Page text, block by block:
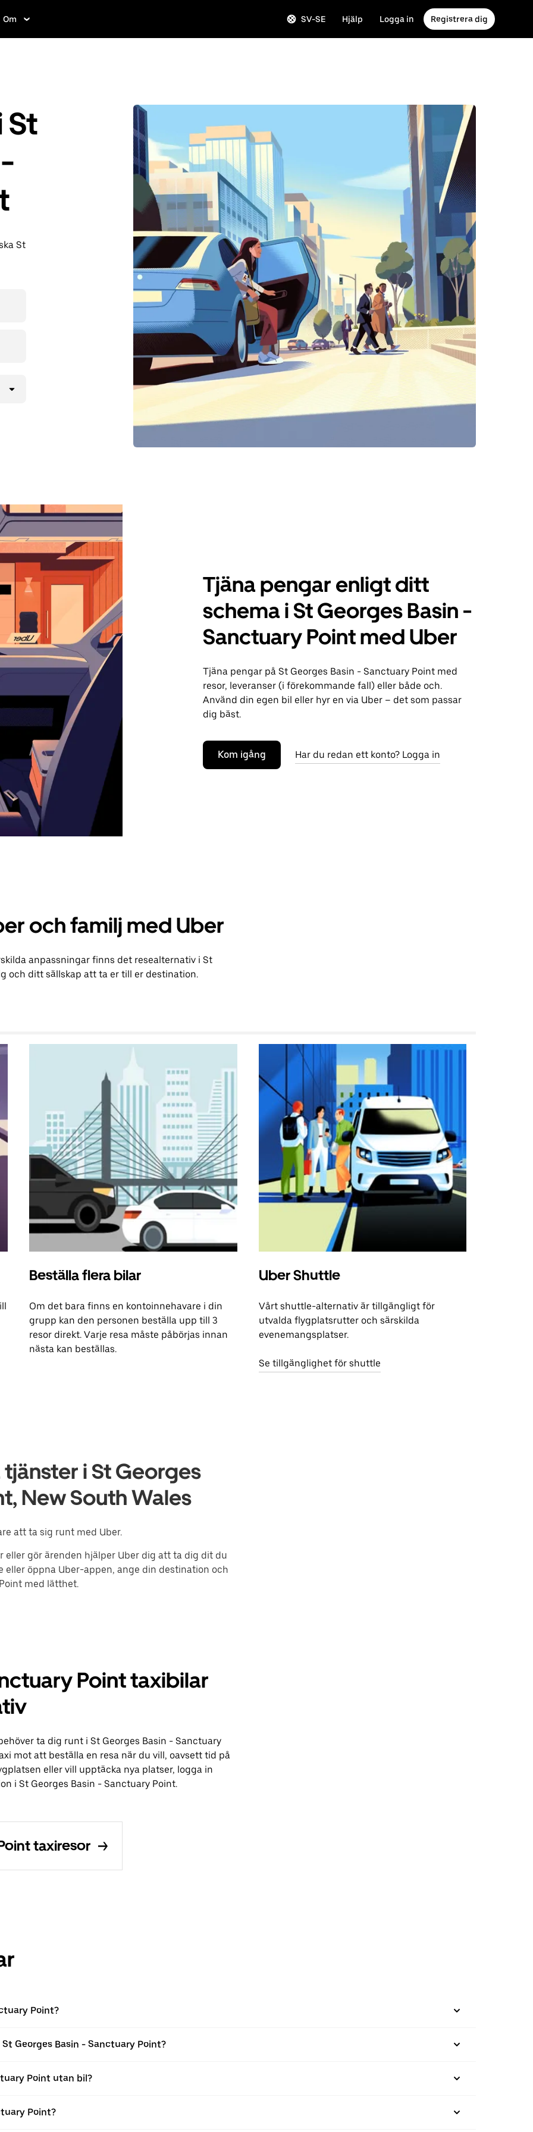
Om SV-SE Hjälp Logga in Registrera dig
St
St
Tjäna pengar enligt ditt
schema i St Georges Basin -
Sanctuary Point med Uber
Tjäna pengar på St Georges Basin - Sanctuary Point med
resor, leveranser (i förekommande fall) eller både och.
Använd din egen bil eller hyr en via Uber – det som passar
dig bäst.
Kom igång Har du redan ett konto? Logga in
och familj med Uber
anpassningar finns det resealternativ i St
och ditt sällskap att ta er till er destination.
Beställa flera bilar
Om det bara finns en kontoinnehavare i din
grupp kan den personen beställa upp till 3
resor direkt. Varje resa måste påbörjas innan
nästa kan beställas.
Uber Shuttle
Vårt shuttle-alternativ är tillgängligt för
utvalda flygplatsrutter och särskilda
evenemangsplatser.
Se tillgänglighet för shuttle
i St Georges
New South Wales
att ta sig runt med Uber.
gör ärenden hjälper Uber dig att ta dig dit du
eller öppna Uber-appen, ange din destination och
med lätthet.
Point taxibilar
ta dig runt i St Georges Basin - Sanctuary
mot att beställa en resa när du vill, oavsett tid på
eller vill upptäcka nya platser, logga in
i St Georges Basin - Sanctuary Point.
taxiresor
Point?
Georges Basin - Sanctuary Point?
Point utan bil?
Point?